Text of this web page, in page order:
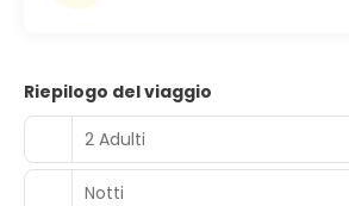
Riepilogo del viaggio
2 Adulti
Notti